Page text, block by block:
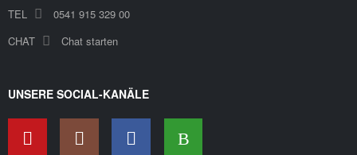
TEL
0541 915 329 00
CHAT
Chat starten
UNSERE SOCIAL-KANÄLE